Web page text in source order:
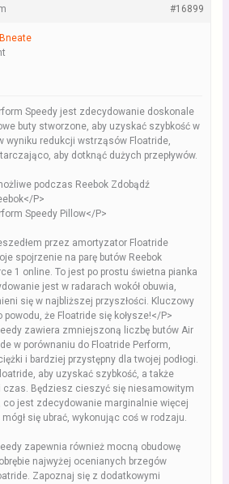
#16899
Speedy jest zdecydowanie doskonale
buty stworzone, aby uzyskać szybkość w
wyniku redukcji wstrząsów Floatride,
aby dotknąć dużych przepływów.
podczas Reebok Zdobądź
P>
Speedy Pillow</P>
przez amortyzator Floatride
spojrzenie na parę butów Reebok
1 online. To jest po prostu świetna pianka
jest w radarach wokół obuwia,
się w najbliższej przyszłości. Kluczowy
że Floatride się kołysze!</P>
zawiera zmniejszoną liczbę butów Air
w porównaniu do Floatride Perform,
i bardziej przystępny dla twojej podłogi.
aby uzyskać szybkość, a także
czas. Będziesz cieszyć się niesamowitym
co jest zdecydowanie marginalnie więcej
się ubrać, wykonując coś w rodzaju.
zapewnia również mocną obudowę
najwyżej ocenianych brzegów
Zapoznaj się z dodatkowymi